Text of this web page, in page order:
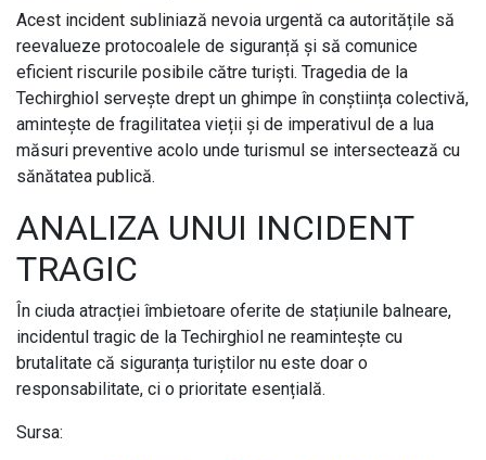
Acest incident subliniază nevoia urgentă ca autoritățile să
reevalueze protocoalele de siguranță și să comunice
eficient riscurile posibile către turiști. Tragedia de la
Techirghiol servește drept un ghimpe în conștiința colectivă,
amintește de fragilitatea vieții și de imperativul de a lua
măsuri preventive acolo unde turismul se intersectează cu
sănătatea publică.
ANALIZA UNUI INCIDENT
TRAGIC
În ciuda atracției îmbietoare oferite de stațiunile balneare,
incidentul tragic de la Techirghiol ne reamintește cu
brutalitate că siguranța turiștilor nu este doar o
responsabilitate, ci o prioritate esențială.
Sursa: